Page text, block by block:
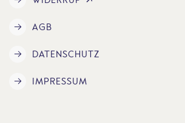
AGB
DATENSCHUTZ
IMPRESSUM